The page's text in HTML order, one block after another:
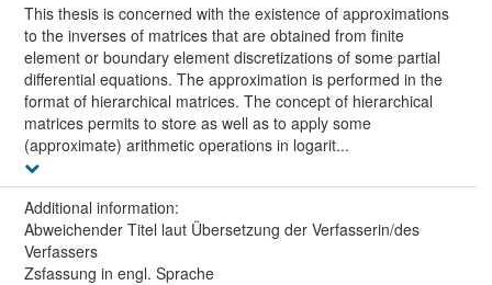
This thesis is concerned with the existence of approximations
to the inverses of matrices that are obtained from finite
element or boundary element discretizations of some partial
differential equations. The approximation is performed in the
format of hierarchical matrices. The concept of hierarchical
matrices permits to store as well as to apply some
(approximate) arithmetic operations in logarit...
Additional information:
Abweichender Titel laut Übersetzung der Verfasserin/des
Verfassers
Zsfassung in engl. Sprache